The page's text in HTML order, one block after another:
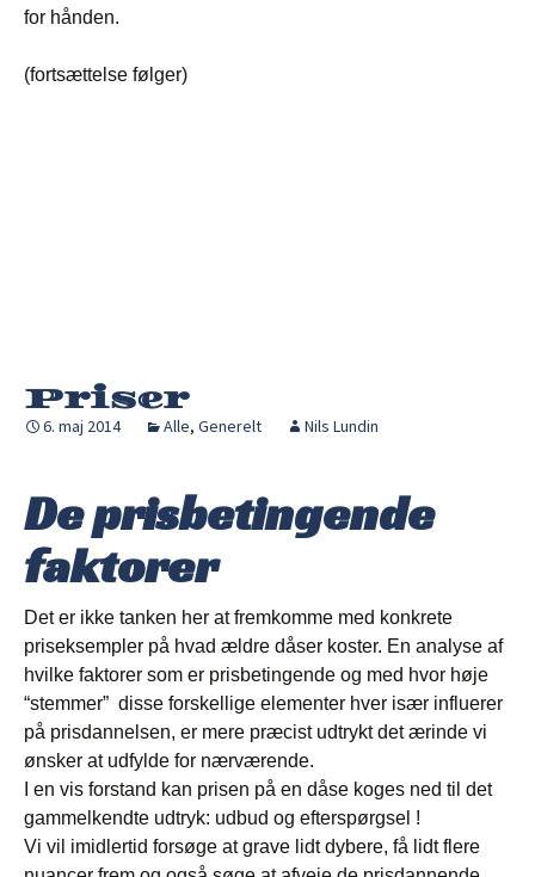
for hånden.
(fortsættelse følger)
Priser
6. maj 2014 Alle, Generelt Nils Lundin
De prisbetingende
faktorer
Det er ikke tanken her at fremkomme med konkrete
priseksempler på hvad ældre dåser koster. En analyse af
hvilke faktorer som er prisbetingende og med hvor høje
“stemmer” disse forskellige elementer hver især influerer
på prisdannelsen, er mere præcist udtrykt det ærinde vi
ønsker at udfylde for nærværende.
I en vis forstand kan prisen på en dåse koges ned til det
gammelkendte udtryk: udbud og efterspørgsel !
Vi vil imidlertid forsøge at grave lidt dybere, få lidt flere